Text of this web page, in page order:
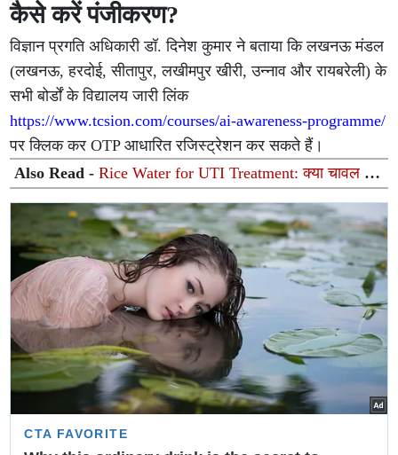
कैसे करें पंजीकरण?
विज्ञान प्रगति अधिकारी डॉ. दिनेश कुमार ने बताया कि लखनऊ मंडल
(लखनऊ, हरदोई, सीतापुर, लखीमपुर खीरी, उन्नाव और रायबरेली) के
सभी बोर्डों के विद्यालय जारी लिंक
https://www.tcsion.com/courses/ai-awareness-programme/
पर क्लिक कर OTP आधारित रजिस्ट्रेशन कर सकते हैं।
Also Read -Rice Water for UTI Treatment: क्या चावल के
मांड से सचमुच ठीक हो सकता है यूटीआई (UTI)? जानें आयुर्वेदिक
विशेषज्ञ की राय